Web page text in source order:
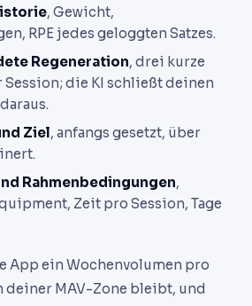
, Gewicht,
RPE jedes geloggten Satzes.
Regeneration, drei kurze
Session; die KI schließt deinen
Ziel, anfangs gesetzt, über
Rahmenbedingungen,
Zeit pro Session, Tage
App ein Wochenvolumen pro
deiner MAV-Zone bleibt, und